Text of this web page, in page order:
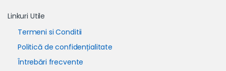
Linkuri Utile
Termeni si Conditii
Politică de confidențialitate
Întrebări frecvente